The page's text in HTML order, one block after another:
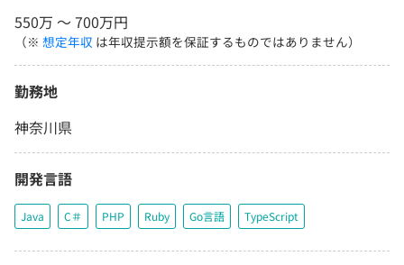
550万 〜 700万円
（※ 想定年収 は年収提示額を保証するものではありません）
勤務地
神奈川県
開発言語
Java C＃ PHP Ruby Go言語 TypeScript